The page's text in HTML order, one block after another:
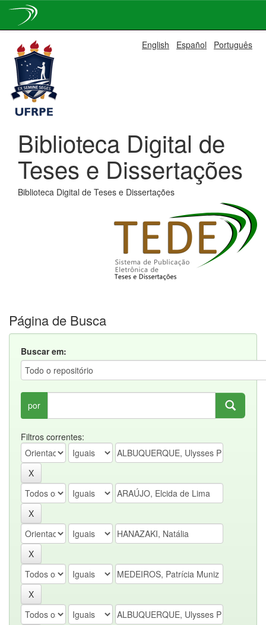
navigation
English Español Português
Biblioteca Digital de
Teses e Dissertações
Biblioteca Digital de Teses e Dissertações
Página de Busca
Buscar em:
por
Filtros correntes: